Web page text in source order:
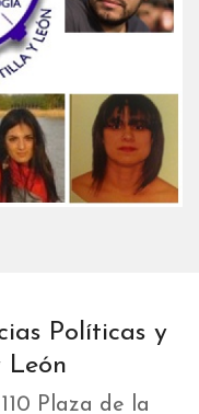
Políticas y
León
Plaza de la